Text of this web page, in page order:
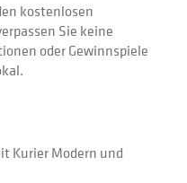
kostenlosen
Sie keine
oder Gewinnspiele
Kurier Modern und